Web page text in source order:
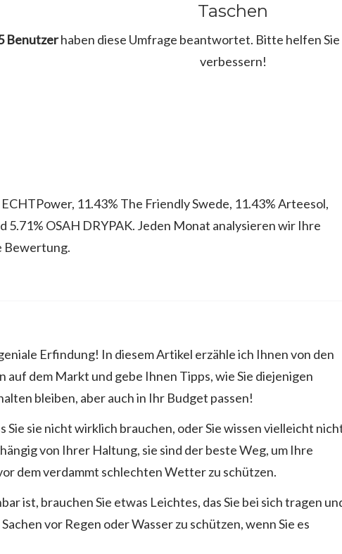
Taschen
Benutzerhaben diese Umfrage beantwortet. Bitte helfen Sie
verbessern!
11.43% The Friendly Swede, 11.43% Arteesol,
5.71% OSAH DRYPAK. Jeden Monat analysieren wir Ihre
Bewertung.
Erfindung! In diesem Artikel erzähle ich Ihnen von den
auf dem Markt und gebe Ihnen Tipps, wie Sie diejenigen
bleiben, aber auch in Ihr Budget passen!
Sie sie nicht wirklich brauchen, oder Sie wissen vielleicht
von Ihrer Haltung, sie sind der beste Weg, um Ihre
dem verdammt schlechten Wetter zu schützen.
ist, brauchen Sie etwas Leichtes, das Sie bei sich tragen
vor Regen oder Wasser zu schützen, wenn Sie es